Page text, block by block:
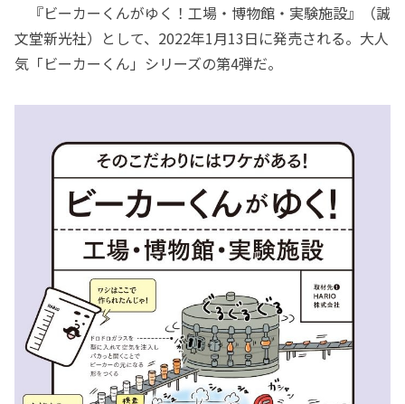
『ビーカーくんがゆく！工場・博物館・実験施設』（誠
文堂新光社）として、2022年1月13日に発売される。大人
気「ビーカーくん」シリーズの第4弾だ。